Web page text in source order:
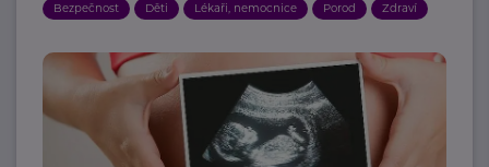
Bezpečnost Děti Lékaři, nemocnice Porod Zdraví